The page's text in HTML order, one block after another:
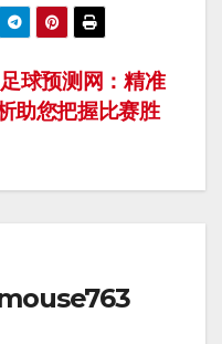
足球预测网：精准
助您把握比赛胜